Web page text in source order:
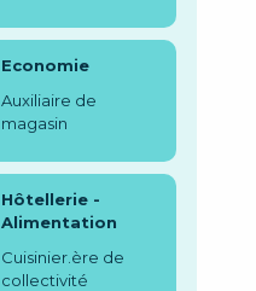
Economie
Auxiliaire de
magasin
Hôtellerie -
Alimentation
Cuisinier.ère de
collectivité